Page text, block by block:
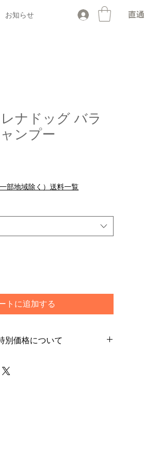
お知らせ 直通
ナドッグ バラ
ンプー
ル部地域除く）送料一覧
トに追加する
別価格について
択ください